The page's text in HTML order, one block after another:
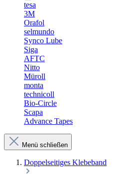
tesa
3M
Orafol
selmundo
Synco Lube
Siga
AFTC
Nitto
Müroll
monta
technicoll
Bio-Circle
Scapa
Advance Tapes
Menü schließen
Doppelseitiges Klebeband